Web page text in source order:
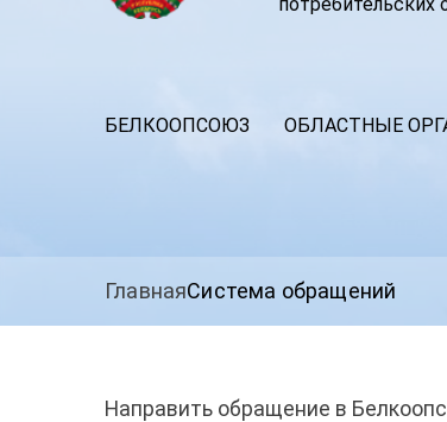
БЕЛКООПСОЮЗ ОБЛАСТНЫЕ
ГлавнаяСистема обращений
Направить обращение в